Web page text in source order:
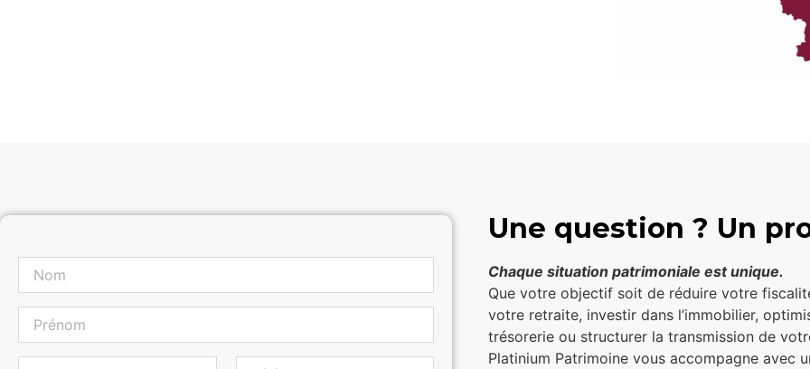
Une question ? Un
Chaque situation patrimoniale est unique.
Que votre objectif soit de réduire votre
votre retraite, investir dans l’immobilier,
trésorerie ou structurer la transmission de
Platinium Patrimoine vous accompagne avec